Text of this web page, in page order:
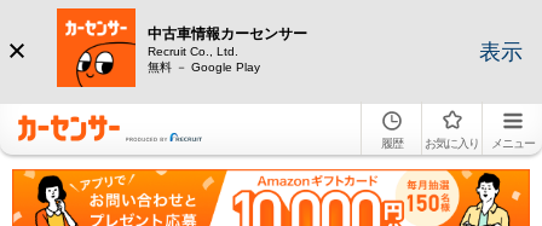
中古車情報カーセンサー
Recruit Co., Ltd.
無料 － Google Play
表示
履歴 お気に入り メニュー